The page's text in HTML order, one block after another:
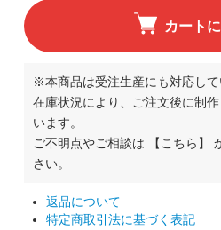
カート
※本商品は受注生産にも対応して
在庫状況により、ご注文後に制
います。
ご不明点やご相談は
【こちら】
さい。
返品について
特定商取引法に基づく表記